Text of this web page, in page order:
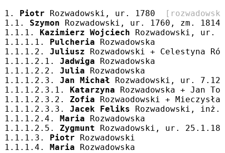
1.
Piotr Rozwadowski, ur. 1780
1.1. Szymon Rozwadowski, ur. 1760, zm.
1.1.1.
Kazimierz Wojciech Rozwadowski, ur.
1.1.1.1.
Pulcheria Rozwadowska
1.1.1.2. Juliusz Rozwadowski + Celestyna
1.1.1.2.1. Jadwiga Rozwadowska
1.1.1.2.2. Julia Rozwadowska
1.1.1.2.3. Jan Michał Rozwadowski, ur.
1.1.1.2.3.1.
Katarzyna Rozwadowska + Jan
1.1.1.2.3.2. Zofia Rozwaodowski +
1.1.1.2.3.3. Jacek Feliks Rozwadowski,
1.1.1.2.4.
Maria Rozwadowska
1.1.1.2.5. Zygmunt Rozwadowski, ur.
1.1.1.3.
Piotr Rozwadowski
1.1.1.4.
Maria Rozwadowska